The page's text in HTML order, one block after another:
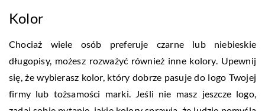
Kolor
Chociaż wiele osób preferuje czarne lub niebieskie
długopisy, możesz rozważyć również inne kolory. Upewnij
się, że wybierasz kolor, który dobrze pasuje do logo Twojej
firmy lub tożsamości marki. Jeśli nie masz jeszcze logo,